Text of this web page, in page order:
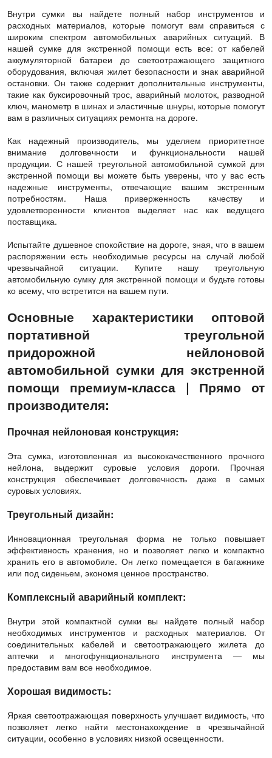
Внутри сумки вы найдете полный набор инструментов и
расходных материалов, которые помогут вам справиться с
широким спектром автомобильных аварийных ситуаций. В
нашей сумке для экстренной помощи есть все: от кабелей
аккумуляторной батареи до светоотражающего защитного
оборудования, включая жилет безопасности и знак аварийной
остановки. Он также содержит дополнительные инструменты,
такие как буксировочный трос, аварийный молоток, разводной
ключ, манометр в шинах и эластичные шнуры, которые помогут
вам в различных ситуациях ремонта на дороге.
Как надежный производитель, мы уделяем приоритетное
внимание долговечности и функциональности нашей
продукции. С нашей треугольной автомобильной сумкой для
экстренной помощи вы можете быть уверены, что у вас есть
надежные инструменты, отвечающие вашим экстренным
потребностям. Наша приверженность качеству и
удовлетворенности клиентов выделяет нас как ведущего
поставщика.
Испытайте душевное спокойствие на дороге, зная, что в вашем
распоряжении есть необходимые ресурсы на случай любой
чрезвычайной ситуации. Купите нашу треугольную
автомобильную сумку для экстренной помощи и будьте готовы
ко всему, что встретится на вашем пути.
Основные характеристики оптовой
портативной треугольной
придорожной нейлоновой
автомобильной сумки для экстренной
помощи премиум-класса | Прямо от
производителя:
Прочная нейлоновая конструкция:
Эта сумка, изготовленная из высококачественного прочного
нейлона, выдержит суровые условия дороги. Прочная
конструкция обеспечивает долговечность даже в самых
суровых условиях.
Треугольный дизайн:
Инновационная треугольная форма не только повышает
эффективность хранения, но и позволяет легко и компактно
хранить его в автомобиле. Он легко помещается в багажнике
или под сиденьем, экономя ценное пространство.
Комплексный аварийный комплект:
Внутри этой компактной сумки вы найдете полный набор
необходимых инструментов и расходных материалов. От
соединительных кабелей и светоотражающего жилета до
аптечки и многофункционального инструмента — мы
предоставим вам все необходимое.
Хорошая видимость:
Яркая светоотражающая поверхность улучшает видимость, что
позволяет легко найти местонахождение в чрезвычайной
ситуации, особенно в условиях низкой освещенности.